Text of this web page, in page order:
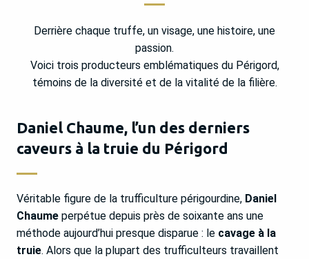
Derrière chaque truffe, un visage, une histoire, une
passion.
Voici trois producteurs emblématiques du Périgord,
témoins de la diversité et de la vitalité de la filière.
Daniel Chaume, l’un des derniers
caveurs à la truie du Périgord
Véritable figure de la trufficulture périgourdine, Daniel
Chaume perpétue depuis près de soixante ans une
méthode aujourd’hui presque disparue : le cavage à la
truie. Alors que la plupart des trufficulteurs travaillent